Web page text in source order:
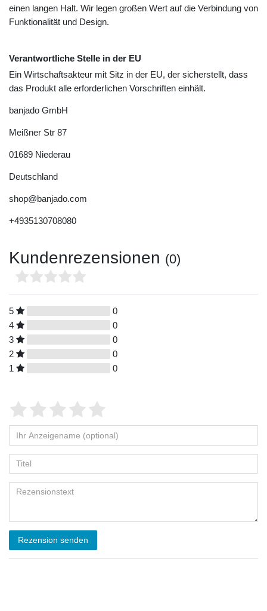
einen langen Halt. Wir legen großen Wert auf die Verbindung von
Funktionalität und Design.
Verantwortliche Stelle in der EU
Ein Wirtschaftsakteur mit Sitz in der EU, der sicherstellt, dass
das Produkt alle erforderlichen Vorschriften einhält.
banjado GmbH
Meißner Str 87
01689 Niederau
Deutschland
shop@banjado.com
+4935130708080
Kundenrezensionen (0)
5
0
4
0
3
0
2
0
1
0
Rezension senden